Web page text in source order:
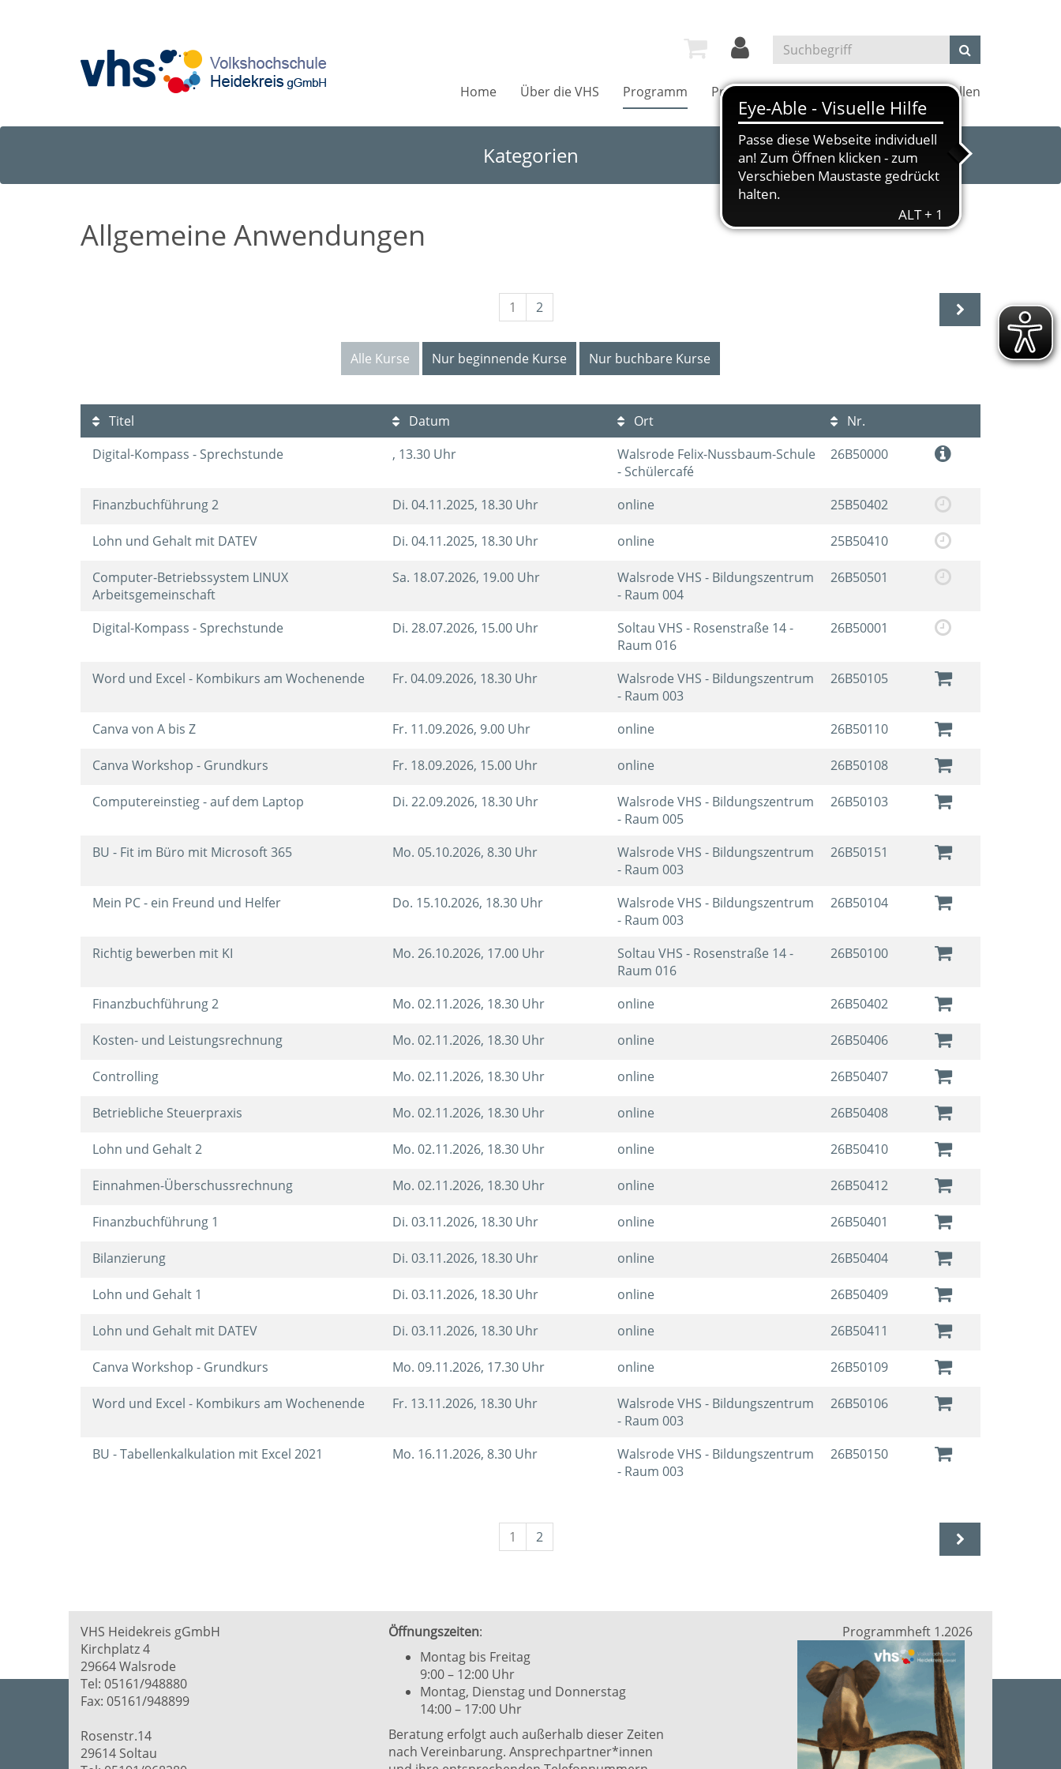
Home Über die VHS Programm Projekte Kultur und Kino Außenstellen
Kategorien
Allgemeine Anwendungen
1 2
Alle Kurse Nur beginnende Kurse Nur buchbare Kurse
Titel Datum Ort
Nr.
Digital-Kompass - Sprechstunde
, 13.30 Uhr
Walsrode Felix-Nussbaum-Schule
- Schülercafé
26B50000
Finanzbuchführung 2 Di. 04.11.2025, 18.30 Uhr online 25B50402
Lohn und Gehalt mit DATEV Di. 04.11.2025, 18.30 Uhr online 25B50410
Computer-Betriebssystem LINUX
Arbeitsgemeinschaft
Sa. 18.07.2026, 19.00 Uhr
Walsrode VHS - Bildungszentrum
- Raum 004
26B50501
Digital-Kompass - Sprechstunde Di. 28.07.2026, 15.00 Uhr
Soltau VHS - Rosenstraße 14 -
Raum 016
26B50001
Word und Excel - Kombikurs am Wochenende Fr. 04.09.2026, 18.30 Uhr
Walsrode VHS - Bildungszentrum
- Raum 003
26B50105
Canva von A bis Z Fr. 11.09.2026, 9.00 Uhr online 26B50110
Canva Workshop - Grundkurs Fr. 18.09.2026, 15.00 Uhr online 26B50108
Computereinstieg - auf dem Laptop Di. 22.09.2026, 18.30 Uhr
Walsrode VHS - Bildungszentrum
- Raum 005
26B50103
BU - Fit im Büro mit Microsoft 365 Mo. 05.10.2026, 8.30 Uhr
Walsrode VHS - Bildungszentrum
- Raum 003
26B50151
Mein PC - ein Freund und Helfer Do. 15.10.2026, 18.30 Uhr
Walsrode VHS - Bildungszentrum
- Raum 003
26B50104
Richtig bewerben mit KI Mo. 26.10.2026, 17.00 Uhr
Soltau VHS - Rosenstraße 14 -
Raum 016
26B50100
Finanzbuchführung 2 Mo. 02.11.2026, 18.30 Uhr online 26B50402
Kosten- und Leistungsrechnung Mo. 02.11.2026, 18.30 Uhr online 26B50406
Controlling Mo. 02.11.2026, 18.30 Uhr online 26B50407
Betriebliche Steuerpraxis Mo. 02.11.2026, 18.30 Uhr online 26B50408
Lohn und Gehalt 2 Mo. 02.11.2026, 18.30 Uhr online 26B50410
Einnahmen-Überschussrechnung Mo. 02.11.2026, 18.30 Uhr online 26B50412
Finanzbuchführung 1 Di. 03.11.2026, 18.30 Uhr online 26B50401
Bilanzierung Di. 03.11.2026, 18.30 Uhr online 26B50404
Lohn und Gehalt 1 Di. 03.11.2026, 18.30 Uhr online 26B50409
Lohn und Gehalt mit DATEV Di. 03.11.2026, 18.30 Uhr online 26B50411
Canva Workshop - Grundkurs Mo. 09.11.2026, 17.30 Uhr online 26B50109
Word und Excel - Kombikurs am Wochenende Fr. 13.11.2026, 18.30 Uhr
Walsrode VHS - Bildungszentrum
- Raum 003
26B50106
BU - Tabellenkalkulation mit Excel 2021 Mo. 16.11.2026, 8.30 Uhr
Walsrode VHS - Bildungszentrum
- Raum 003
26B50150
1 2
VHS Heidekreis gGmbH
Kirchplatz 4
29664 Walsrode
Tel: 05161/948880
Fax: 05161/948899
Rosenstr.14
29614 Soltau
Öffnungszeiten:
Montag bis Freitag
9:00 – 12:00 Uhr
Montag, Dienstag und Donnerstag
14:00 – 17:00 Uhr
Beratung erfolgt auch außerhalb dieser Zeiten
nach Vereinbarung. Ansprechpartner*innen
Programmheft 1.2026